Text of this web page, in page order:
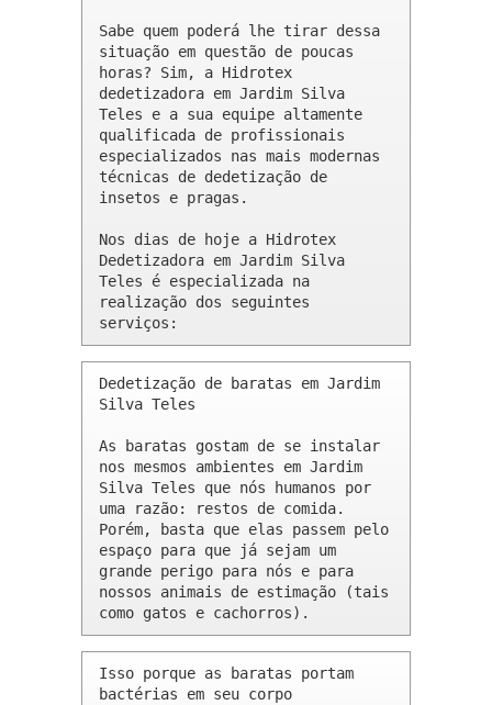
Sabe quem poderá lhe tirar dessa
situação em questão de poucas
horas? Sim, a Hidrotex
dedetizadora em Jardim Silva
Teles e a sua equipe altamente
qualificada de profissionais
especializados nas mais modernas
técnicas de dedetização de
insetos e pragas.
Nos dias de hoje a Hidrotex
Dedetizadora em Jardim Silva
Teles é especializada na
realização dos seguintes
serviços:
Dedetização de baratas em Jardim
Silva Teles
As baratas gostam de se instalar
nos mesmos ambientes em Jardim
Silva Teles que nós humanos por
uma razão: restos de comida.
Porém, basta que elas passem pelo
espaço para que já sejam um
grande perigo para nós e para
nossos animais de estimação (tais
como gatos e cachorros).
Isso porque as baratas portam
bactérias em seu corpo